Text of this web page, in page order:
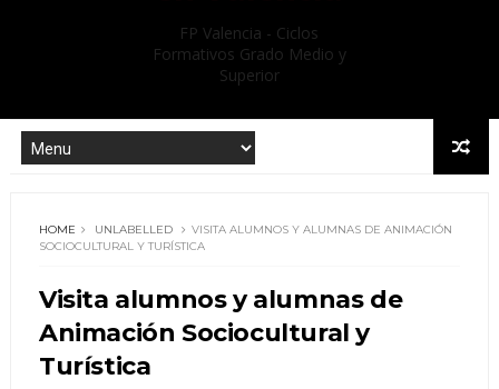
FP Valencia - Ciclos
Formativos Grado Medio y
Superior
HOME UNLABELLED
VISITA ALUMNOS Y ALUMNAS DE ANIMACIÓN
SOCIOCULTURAL Y TURÍSTICA
Visita alumnos y alumnas de
Animación Sociocultural y
Turística